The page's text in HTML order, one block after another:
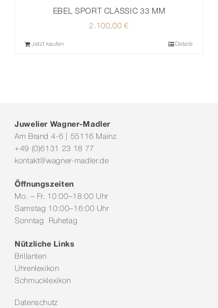
EBEL SPORT CLASSIC 33 MM
2.100,00€
Jetzt kaufen Details
Juwelier Wagner-Madler
Am Brand 4-6 | 55116 Mainz
+49 (0)6131 23 18 77
kontakt@wagner-madler.de
Öffnungszeiten
Mo. – Fr. 10:00–18:00 Uhr
Samstag 10:00–16:00 Uhr
Sonntag Ruhetag
Nützliche Links
Brillanten
Uhrenlexikon
Schmucklexikon
Datenschutz